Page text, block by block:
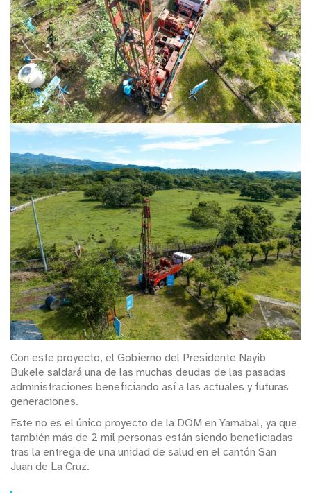
Con este proyecto, el Gobierno del Presidente Nayib
Bukele saldará una de las muchas deudas de las pasadas
administraciones beneficiando así a las actuales y futuras
generaciones.
Este no es el único proyecto de la DOM en Yamabal, ya que
también más de 2 mil personas están siendo beneficiadas
tras la entrega de una unidad de salud en el cantón San
Juan de La Cruz.